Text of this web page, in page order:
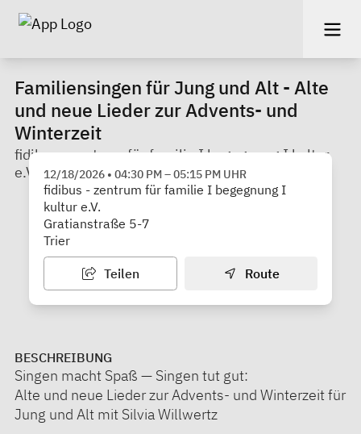
Familiensingen für Jung und Alt - Alte
und neue Lieder zur Advents- und
Winterzeit
fidibus - zentrum für familie I begegnung I kultur
e.V.
12/18/2026 • 04:30 PM–05:15 PM UHR
fidibus - zentrum für familie I begegnung I
kultur e.V.
Gratianstraße 5-7
Trier
Teilen Route
BESCHREIBUNG
Singen macht Spaß — Singen tut gut:
Alte und neue Lieder zur Advents- und Winterzeit für
Jung und Alt mit Silvia Willwertz